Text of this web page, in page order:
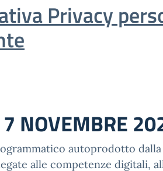
Privacy
7 NOVEMBRE
autoprodotto
alle competenze digitali,